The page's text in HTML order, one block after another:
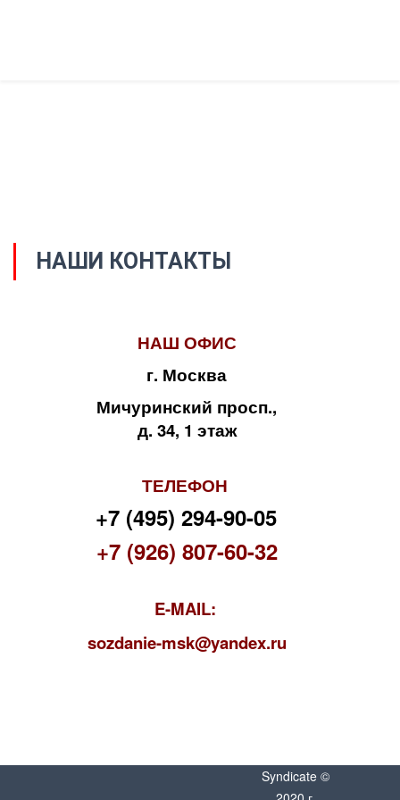
НАШИ КОНТАКТЫ
НАШ ОФИС
г. Москва
Мичуринский просп.,
д. 34, 1 этаж
ТЕЛЕФОН
+7 (495) 294-90-05
+7 (926) 807-60-32
E-MAIL:
sozdanie-msk@yandex.ru
Syndicate ©